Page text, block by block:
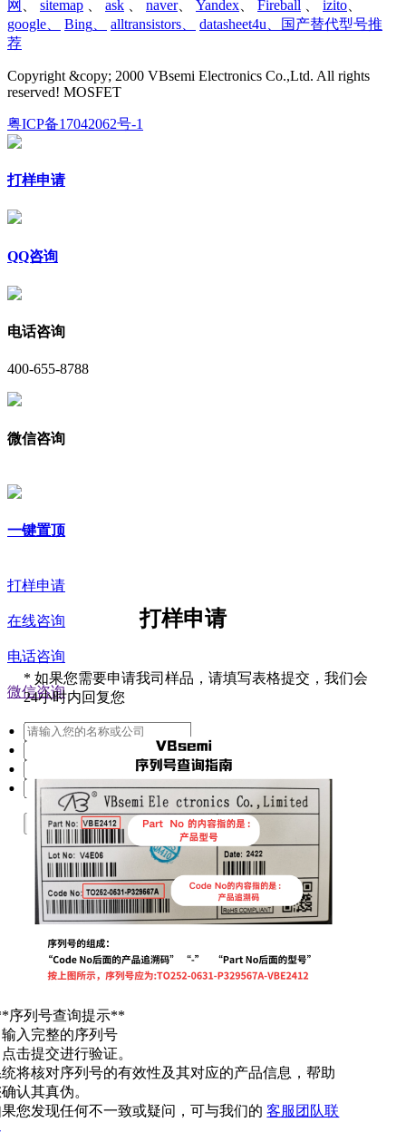
网
sitemap ask naver、 Yandex Fireball izito
google
Bing alltransistors
datasheet4u、国产替代型号推
荐
Copyright &copy; 2000 VBsemi Electronics Co.,Ltd. All rights
reserved! MOSFET
粤ICP备17042062号-1
打样申请
QQ咨询
电话咨询
400-655-8788
微信咨询
一键置顶
打样申请
在线咨询
电话咨询
微信咨询
打样申请
* 如果您需要申请我司样品，请填写表格提交，我们会
24小时内回复您
提交
序列号查询提示**
输入完整的序列号
点击提交进行验证。
将核对序列号的有效性及其对应的产品信息，帮助
认其真伪。
您发现任何不一致或疑问，可与我们的客服团队联